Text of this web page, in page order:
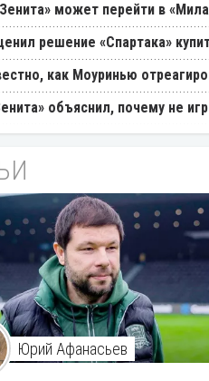
может перейти в
решение «Спартака»
как Моуринью
объяснил, почему не
Юрий Афанасьев